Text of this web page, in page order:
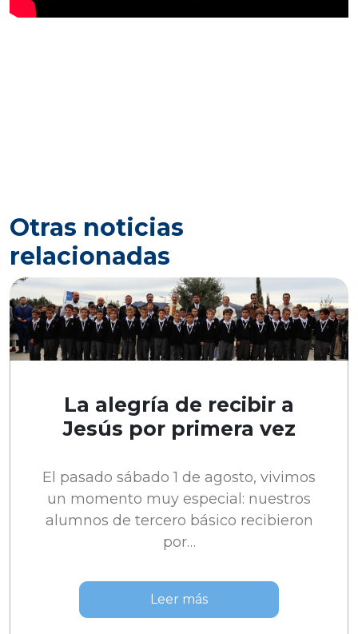
Otras noticias
relacionadas
La alegría de recibir a
Jesús por primera vez
El pasado sábado 1 de agosto, vivimos
un momento muy especial: nuestros
alumnos de tercero básico recibieron
por…
Leer más